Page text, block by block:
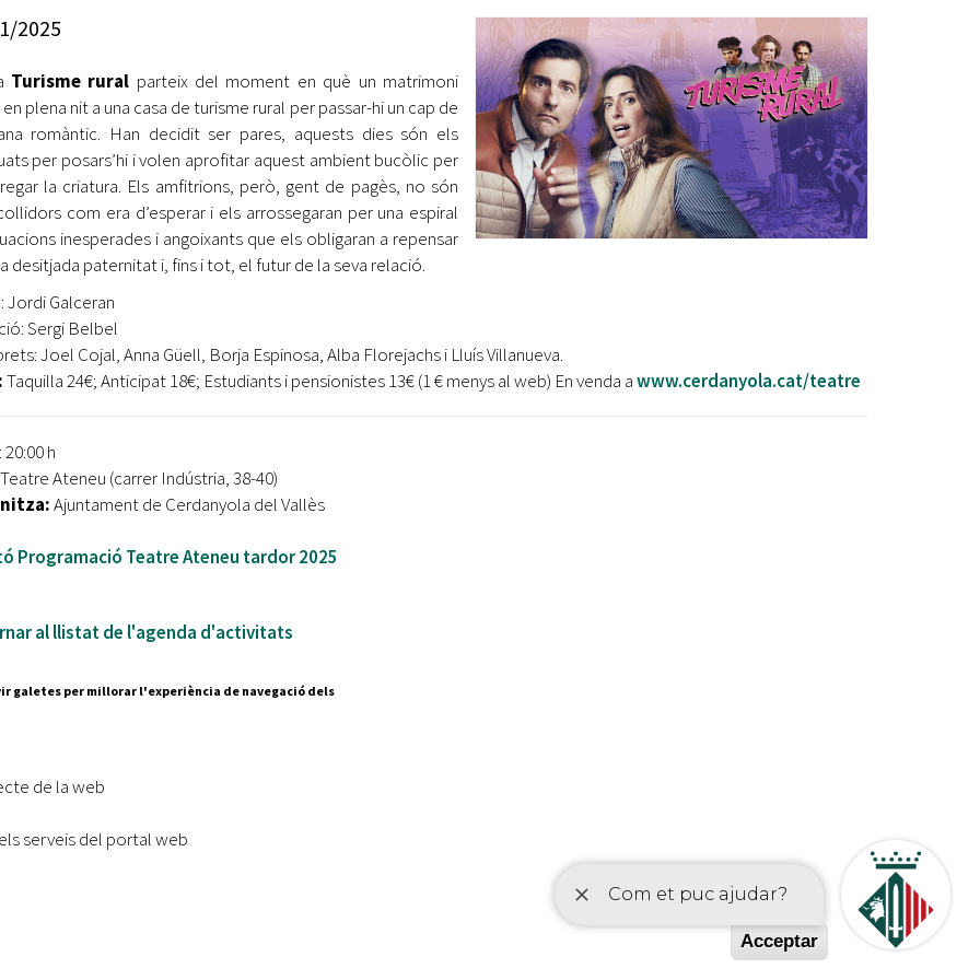
Ètica i Integritat
Retiment de Comptes
Accés a Informació Pública
Dades Obertes
jove 2026
Cerdanyola opta a més de 5 milions d'euros del Pla de
Barris per transformar les Fontetes, Quatre Cantons i
l'entorn de l'avinguda Catalunya
El FIT presenta el cartell de la seva 16a edició i dona el
tret de sortida al festival
L’Ajuntament reparteix ulleres gratuïtes per veure
l'eclipsi solar
Entitats
Equipaments
Mercats Municipals
2025
Turisme rural parteix del moment en què un matrimoni
plena nit a una casa de turisme rural per passar-hi un cap de
romàntic. Han decidit ser pares, aquests dies són els
per posars’hi i volen aprofitar aquest ambient bucòlic per
la criatura. Els amfitrions, però, gent de pagès, no són
com era d’esperar i els arrossegaran per una espiral
inesperades i angoixants que els obligaran a repensar
desitjada paternitat i, fins i tot, el futur de la seva relació.
Jordi Galceran
Sergi Belbel
Joel Cojal, Anna Güell, Borja Espinosa, Alba Florejachs i Lluís Villanueva.
Taquilla 24€; Anticipat 18€; Estudiants i pensionistes 13€ (1 € menys al web) En venda awww.cerdanyola.cat/teatre
: 20:00 h
Ateneu (carrer Indústria, 38-40)
Ajuntament de Cerdanyola del Vallès
Programació Teatre Ateneu tardor 2025
al llistat de l'agenda d'activitats
88 88
galetes per millorar l'experiència de navegació dels
de la web
serveis del portal web
Acceptar